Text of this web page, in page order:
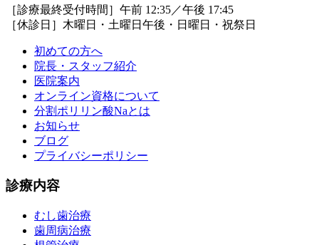
［診療最終受付時間］午前 12:35／午後 17:45
［休診日］木曜日・土曜日午後・日曜日・祝祭日
初めての方へ
院長・スタッフ紹介
医院案内
オンライン資格について
分割ポリリン酸Naとは
お知らせ
ブログ
プライバシーポリシー
診療内容
むし歯治療
歯周病治療